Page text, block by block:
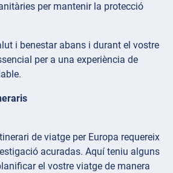
per mantenir la protecció
i benestar abans i durant el vostre
per a una experiència de
de viatge per Europa requereix
acuradas. Aquí teniu alguns
el vostre viatge de manera